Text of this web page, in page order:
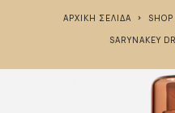
ΑΡΧΙΚΉ ΣΕΛΊΔΑ SHOP
SARYNAKEY